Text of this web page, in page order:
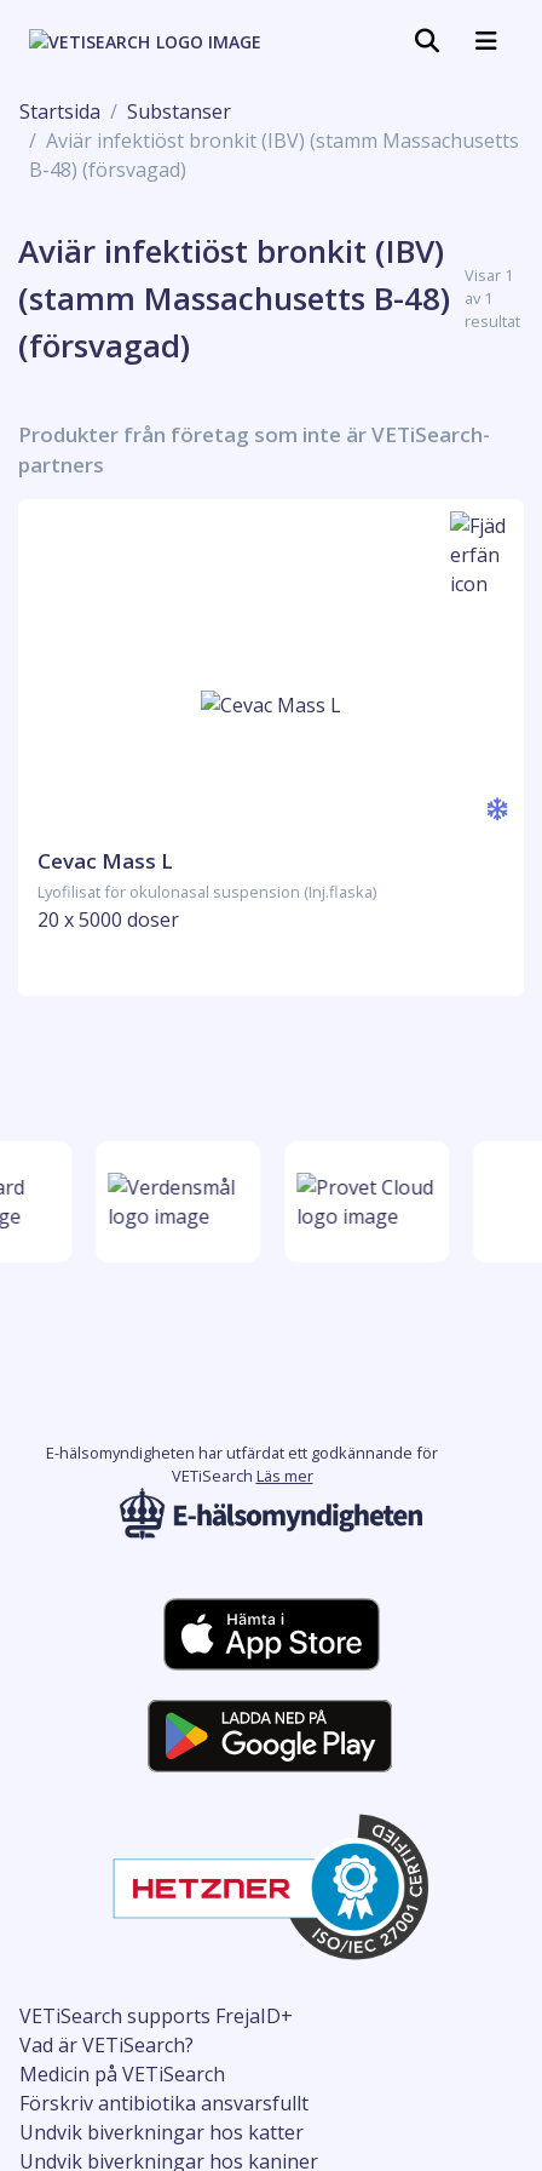
Startsida
Substanser
Aviär infektiöst bronkit (IBV) (stamm Massachusetts
B-48) (försvagad)
Aviär infektiöst bronkit (IBV)
(stamm Massachusetts B-48)
(försvagad)
Visar 1
av 1
resultat
Produkter från företag som inte är VETiSearch-
partners
Cevac Mass L
Lyofilisat för okulonasal suspension (Inj.flaska)
20 x 5000 doser
VETiSearch supports FrejaID+
Vad är VETiSearch?
Medicin på VETiSearch
Förskriv antibiotika ansvarsfullt
Undvik biverkningar hos katter
Undvik biverkningar hos kaniner
E-hälsomyndigheten har utfärdat ett godkännande för
VETiSearch Läs mer